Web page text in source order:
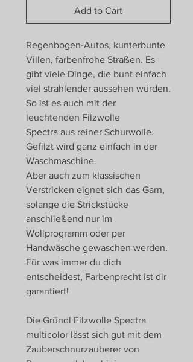
Add to Cart
Regenbogen-Autos, kunterbunte
Villen, farbenfrohe Straßen. Es
gibt viele Dinge, die bunt einfach
viel strahlender aussehen würden.
So ist es auch mit der
leuchtenden Filzwolle
Spectra aus reiner Schurwolle.
Gefilzt wird ganz einfach in der
Waschmaschine.
Aber auch zum klassischen
Verstricken eignet sich das Garn,
solange die Strickstücke
anschließend nur im
Wollprogramm oder per
Handwäsche gewaschen werden.
Für was immer du dich
entscheidest, Farbenpracht ist dir
garantiert!
Die Gründl Filzwolle Spectra
multicolor lässt sich gut mit dem
Zauberschnurzauberer von